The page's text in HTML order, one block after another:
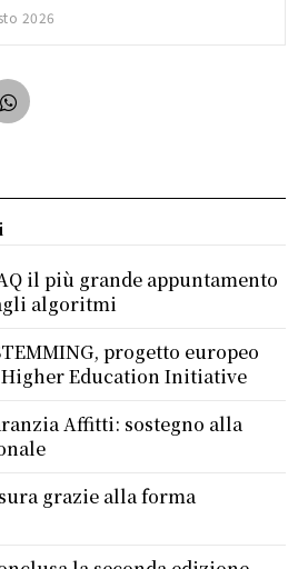
2026
il più grande appuntamento
algoritmi
progetto europeo
Education Initiative
Affitti: sostegno alla
grazie alla forma